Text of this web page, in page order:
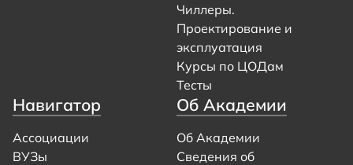
Чиллеры.
Проектирование и
эксплуатация
Курсы по ЦОДам
Тесты
Навигатор
Ассоциации
ВУЗы
Об Академии
Об Академии
Сведения об